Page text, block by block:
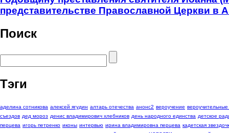
представительстве Православной Церкви в
Поиск
Тэги
аделина сотникова алексей ягудин алтарь отечества анонс2 вероучение
съездов дед мороз денис владимирович хлебников день народного единства детское
перцева игорь петренко иконы интервью ирина владимировна перцева кадетская